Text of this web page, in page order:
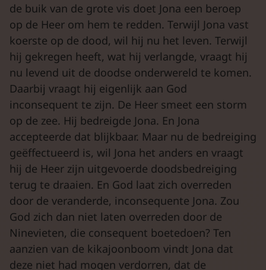
de buik van de grote vis doet Jona een beroep
op de Heer om hem te redden. Terwijl Jona vast
koerste op de dood, wil hij nu het leven. Terwijl
hij gekregen heeft, wat hij verlangde, vraagt hij
nu levend uit de doodse onderwereld te komen.
Daarbij vraagt hij eigenlijk aan God
inconsequent te zijn. De Heer smeet een storm
op de zee. Hij bedreigde Jona. En Jona
accepteerde dat blijkbaar. Maar nu de bedreiging
geëffectueerd is, wil Jona het anders en vraagt
hij de Heer zijn uitgevoerde doodsbedreiging
terug te draaien. En God laat zich overreden
door de veranderde, inconsequente Jona. Zou
God zich dan niet laten overreden door de
Ninevieten, die consequent boetedoen? Ten
aanzien van de kikajoonboom vindt Jona dat
deze niet had mogen verdorren, dat de